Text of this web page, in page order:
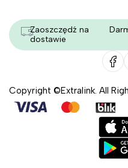
Zaoszczędź na
dostawie
Copyright ©Extralink. All